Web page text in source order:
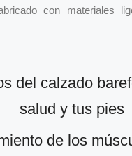
con materiales
del calzado
salud y tus pies
de los